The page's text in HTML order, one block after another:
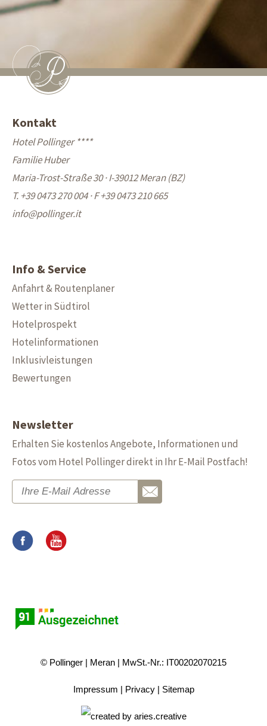
Kontakt
Hotel Pollinger ****
Familie Huber
Maria-Trost-Straße 30 · I-39012 Meran (BZ)
T. +39 0473 270 004·F +39 0473 210 665
info@pollinger.it
Info & Service
Anfahrt & Routenplaner
Wetter in Südtirol
Hotelprospekt
Hotelinformationen
Inklusivleistungen
Bewertungen
Newsletter
Erhalten Sie kostenlos Angebote, Informationen und
Fotos vom Hotel Pollinger direkt in Ihr E-Mail Postfach!
© Pollinger Meran MwSt.-Nr.: IT00202070215
Impressum Privacy Sitemap